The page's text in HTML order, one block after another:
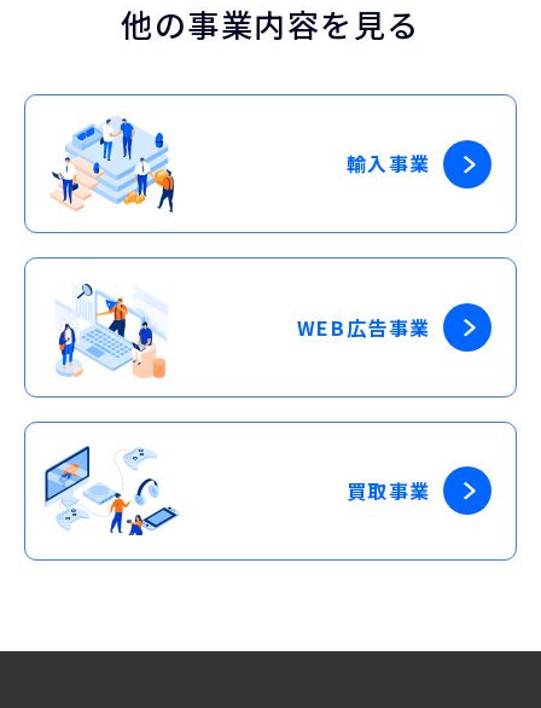
他の事業内容を見る
輸入事業
WEB広告事業
買取事業